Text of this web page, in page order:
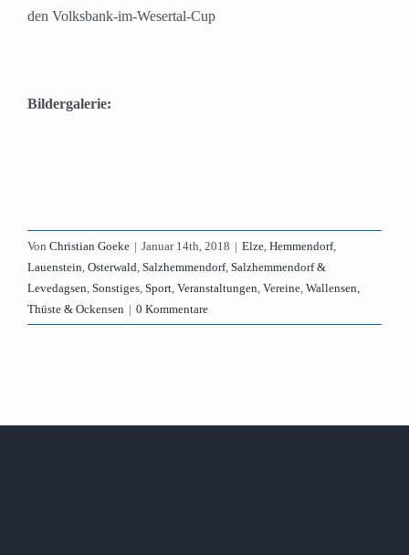
den Volksbank-im-Wesertal-Cup
Bildergalerie:
Von Christian Goeke | Januar 14th, 2018 | Elze, Hemmendorf,
Lauenstein, Osterwald, Salzhemmendorf, Salzhemmendorf &
Levedagsen, Sonstiges, Sport, Veranstaltungen, Vereine, Wallensen,
Thüste & Ockensen | 0 Kommentare